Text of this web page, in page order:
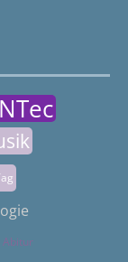
Abitur